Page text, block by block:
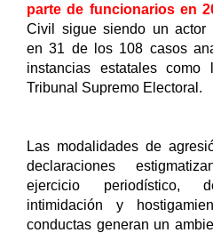
parte de funcionarios en
Civil sigue siendo un actor
en 31 de los 108 casos
instancias estatales
Tribunal Supremo Electoral.
Las modalidades de
declaraciones
ejercicio periodístico,
intimidación y
conductas generan un